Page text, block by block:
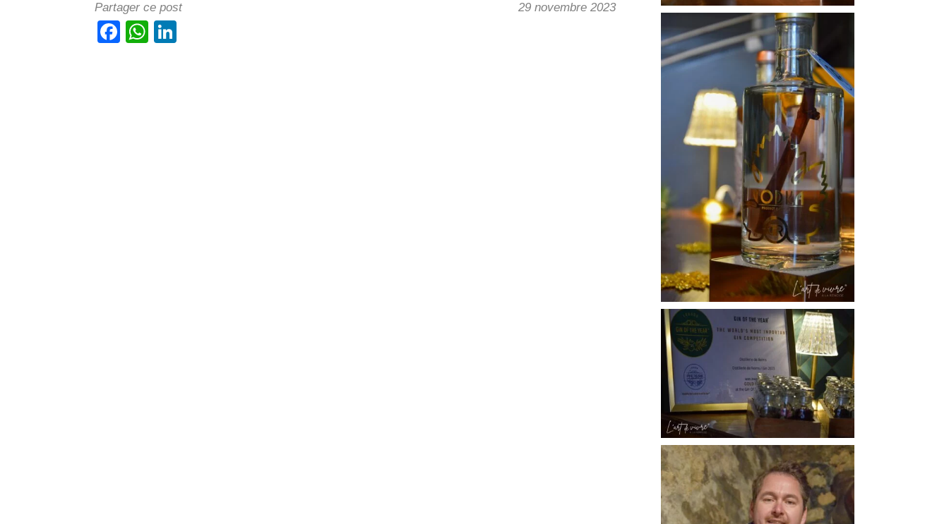
Partager ce post
F W
29 novembre 2023